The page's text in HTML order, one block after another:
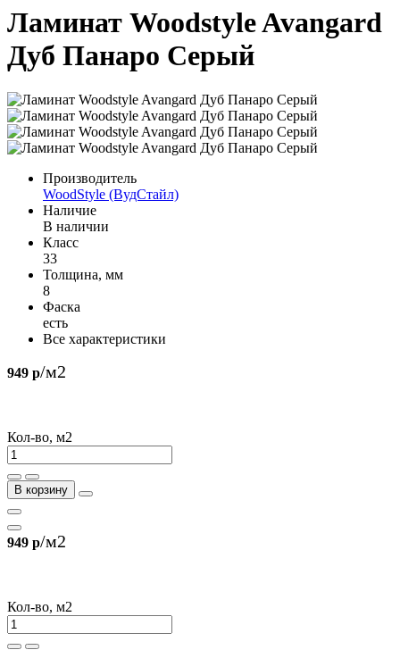
Ламинат Woodstyle Avangard
Дуб Панаро Серый
Производитель
WoodStyle (ВудСтайл)
Наличие
В наличии
Класс
33
Толщина, мм
8
Фаска
есть
Все характеристики
949 р/м2
Кол-во, м2
В корзину
949 р/м2
Кол-во, м2